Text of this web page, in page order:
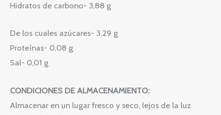
Hidratos de carbono- 3,88 g
De los cuales azúcares- 3,29 g
Proteínas- 0,08 g
Sal- 0,01 g
CONDICIONES DE ALMACENAMIENTO:
Almacenar en un lugar fresco y seco, lejos de la luz